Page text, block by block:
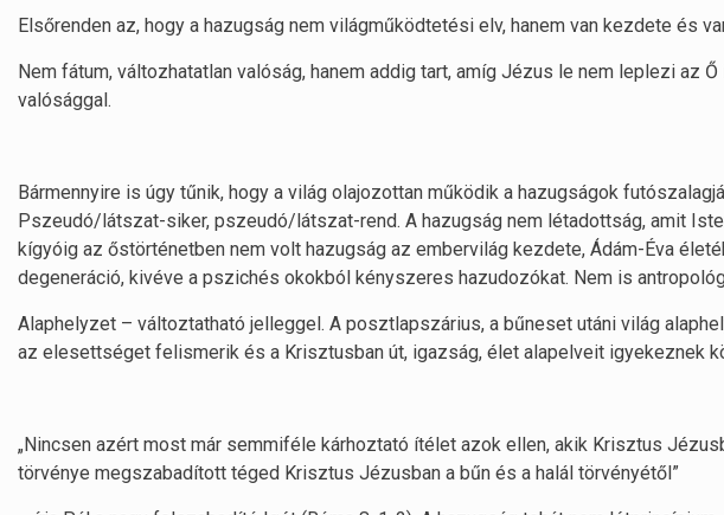
Elsőrenden az, hogy a hazugság nem világműködtetési elv, hanem van kezdete és
Nem fátum, változhatatlan valóság, hanem addig tart, amíg Jézus le nem leplezi az
valósággal.
Bármennyire is úgy tűnik, hogy a világ olajozottan működik a hazugságok
Pszeudó/látszat-siker, pszeudó/látszat-rend. A hazugság nem létadottság, amit
kígyóig az őstörténetben nem volt hazugság az embervilág kezdete, Ádám-Éva
degeneráció, kivéve a pszichés okokból kényszeres hazudozókat. Nem is
Alaphelyzet – változtatható jelleggel. A posztlapszárius, a bűneset utáni világ
az elesettséget felismerik és a Krisztusban út, igazság, élet alapelveit igyekeznek
„Nincsen azért most már semmiféle kárhoztató ítélet azok ellen, akik Krisztus
törvénye megszabadított téged Krisztus Jézusban a bűn és a halál törvényétől”